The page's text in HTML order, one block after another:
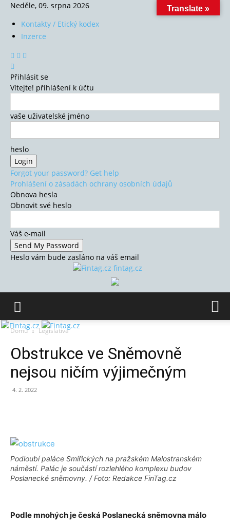
Neděle, 09. srpna 2026
Kontakty / Etický kodex
Inzerce
Přihlásit se
Vítejte! přihlášení k účtu
vaše uživatelské jméno
heslo
Forgot your password? Get help
Prohlášení o zásadách ochrany osobních údajů
Obnova hesla
Obnovit své heslo
Váš e-mail
Heslo vám bude zasláno na váš email
fintag.cz
Domů Legislativa
Obstrukce ve Sněmovně
nejsou ničím výjimečným
4. 2. 2022
Podloubí paláce Smiřických na pražském Malostranském
náměstí. Palác je součástí rozlehlého komplexu budov
Poslanecké sněmovny. / Foto: Redakce FinTag.cz
Podle mnohých je česká Poslanecká sněmovna málo
Translate »